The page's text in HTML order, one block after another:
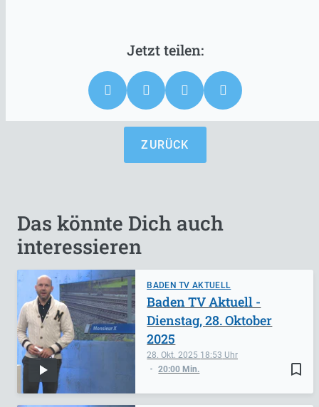
ZURÜCK
Das könnte Dich auch
interessieren
BADEN TV AKTUELL
bookmark_border
28. Okt. 2025 18:53
20:00 Min.
Baden TV Aktuell -
Dienstag, 28. Oktober
2025